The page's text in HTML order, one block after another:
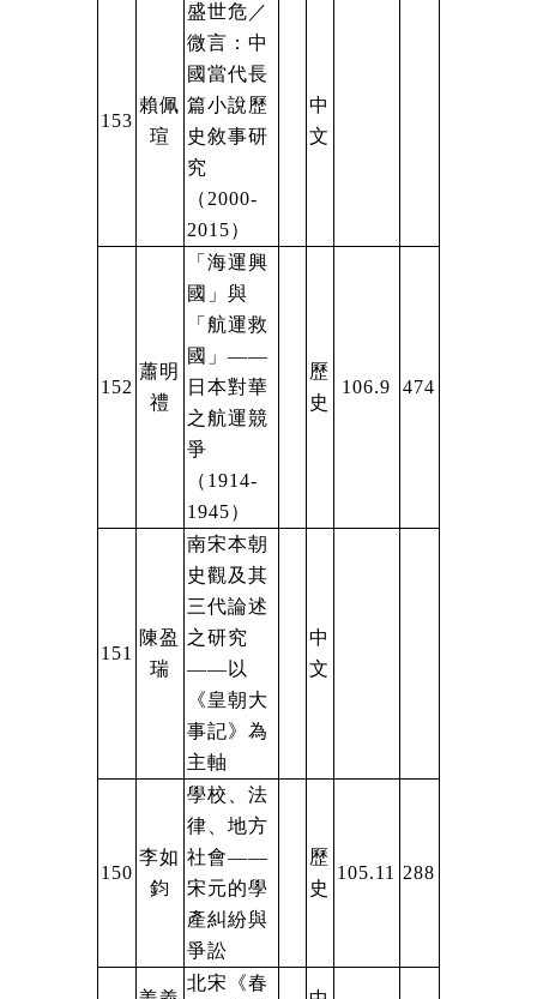
153
賴佩
瑄
盛世危／
微言：中
國當代長
篇小說歷
史敘事研
究
（ 2000-
2015）
中
文
152
蕭明
禮
「海運興
國」與
「航運救
國」——
日本對華
之航運競
爭
（ 1914-
1945）
歷
史
106.9 474
151
陳盈
瑞
南宋本朝
史觀及其
三代論述
之研究
——以
《皇朝大
事記》為
主軸
中
文
150
李如
鈞
學校、法
律、地方
社會——
宋元的學
產糾紛與
爭訟
歷
史
105.11 288
北宋《春